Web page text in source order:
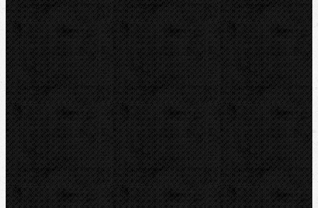
Detektory a těsnění
Montážní výbava
Svěráky a pracovní stoly
Pájení a hořáky